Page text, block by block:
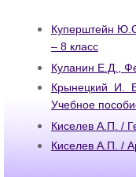
Куперштейн
– 8 класс
Куланин Е.Д.,
Крынецкий И.
Учебное
Киселев А.П. /
Киселев А.П. /